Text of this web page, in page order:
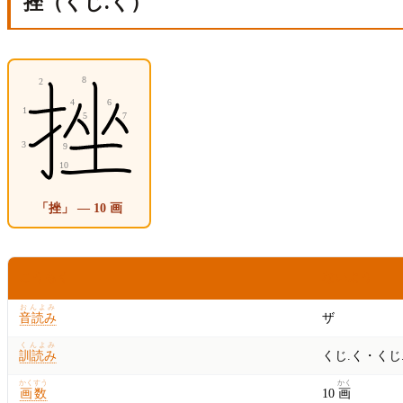
「挫」 — 10 画
音読み
おんよみ
ザ
訓読み
くんよみ
くじ.く・く
画数
かくすう
10 画
かく